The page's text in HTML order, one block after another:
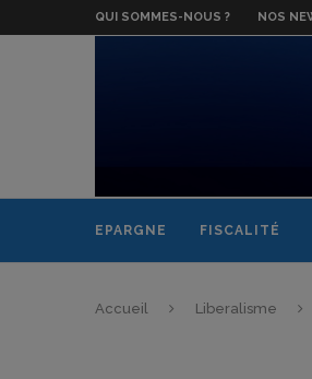
QUI SOMMES-NOUS ? NOS
EPARGNE FISCALITÉ
Accueil Liberalisme